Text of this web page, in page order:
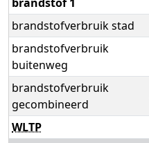
brandstofverbruik stad
brandstofverbruik
buitenweg
brandstofverbruik
gecombineerd
WLTP